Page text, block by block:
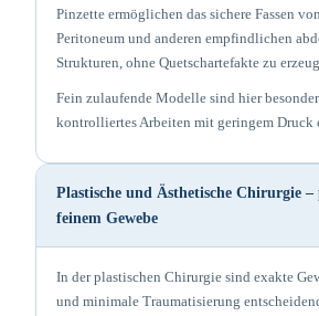
Pinzette ermöglichen das sichere Fassen
Peritoneum und anderen empfindlichen
Strukturen, ohne Quetschartefakte zu
Fein zulaufende Modelle sind hier
kontrolliertes Arbeiten mit geringem Druck
Plastische und Ästhetische Chirurgie
feinem Gewebe
In der plastischen Chirurgie sind exakte
und minimale Traumatisierung